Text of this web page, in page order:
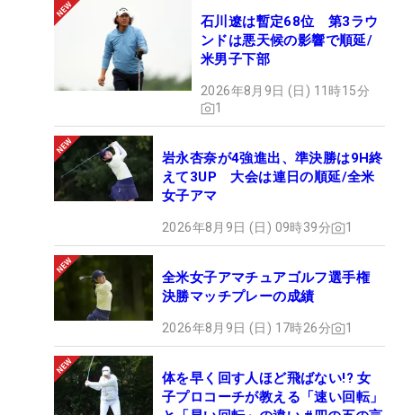
石川遼は暫定68位 第3ラウ
ンドは悪天候の影響で順延/
米男子下部
2026年8月9日 (日) 11時15分
1
岩永杏奈が4強進出、準決勝は9H終
えて3UP 大会は連日の順延/全米
女子アマ
2026年8月9日 (日) 09時39分 1
全米女子アマチュアゴルフ選手権
決勝マッチプレーの成績
2026年8月9日 (日) 17時26分 1
体を早く回す人ほど飛ばない!? 女
子プロコーチが教える「速い回転」